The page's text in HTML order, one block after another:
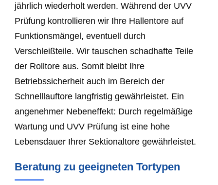
jährlich wiederholt werden. Während der UVV
Prüfung kontrollieren wir Ihre Hallentore auf
Funktionsmängel, eventuell durch
Verschleißteile. Wir tauschen schadhafte Teile
der Rolltore aus. Somit bleibt Ihre
Betriebssicherheit auch im Bereich der
Schnelllauftore langfristig gewährleistet. Ein
angenehmer Nebeneffekt: Durch regelmäßige
Wartung und UVV Prüfung ist eine hohe
Lebensdauer Ihrer Sektionaltore gewährleistet.
Beratung zu geeigneten Tortypen